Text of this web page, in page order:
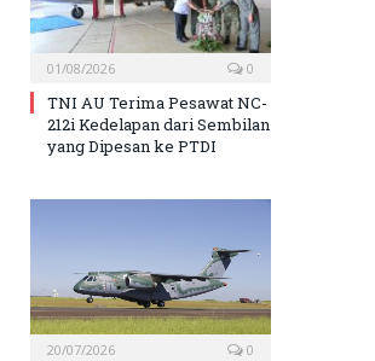
01/08/2026 0
TNI AU Terima Pesawat NC-
212i Kedelapan dari Sembilan
yang Dipesan ke PTDI
20/07/2026 0